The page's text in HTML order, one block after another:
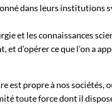
dans leurs institutions
et les connaissances
d’opérer ce que l’on a
propre à nos sociétés,
toute force dont il